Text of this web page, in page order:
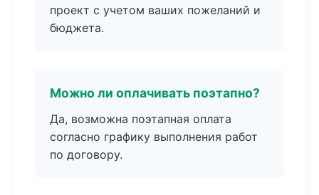
проект с учетом ваших пожеланий и
бюджета.
Можно ли оплачивать поэтапно?
Да, возможна поэтапная оплата
согласно графику выполнения работ
по договору.